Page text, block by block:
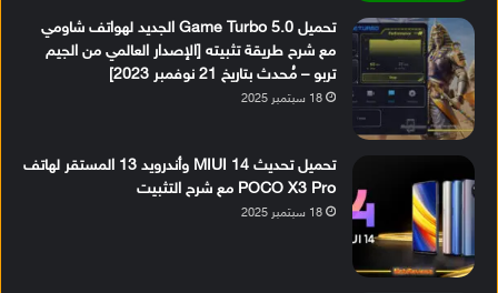
تحميل Game Turbo 5.0 الجديد لهواتف شاومي
مع شرح طريقة تثبيته [الإصدار العالمي من الجيم
تربو – مُحدث بتاريخ 21 نوفمبر 2023]
18 سبتمبر 2025
تحميل تحديث MIUI 14 وأندرويد 13 المستقر لهاتف
POCO X3 Pro مع شرح التثبيت
18 سبتمبر 2025